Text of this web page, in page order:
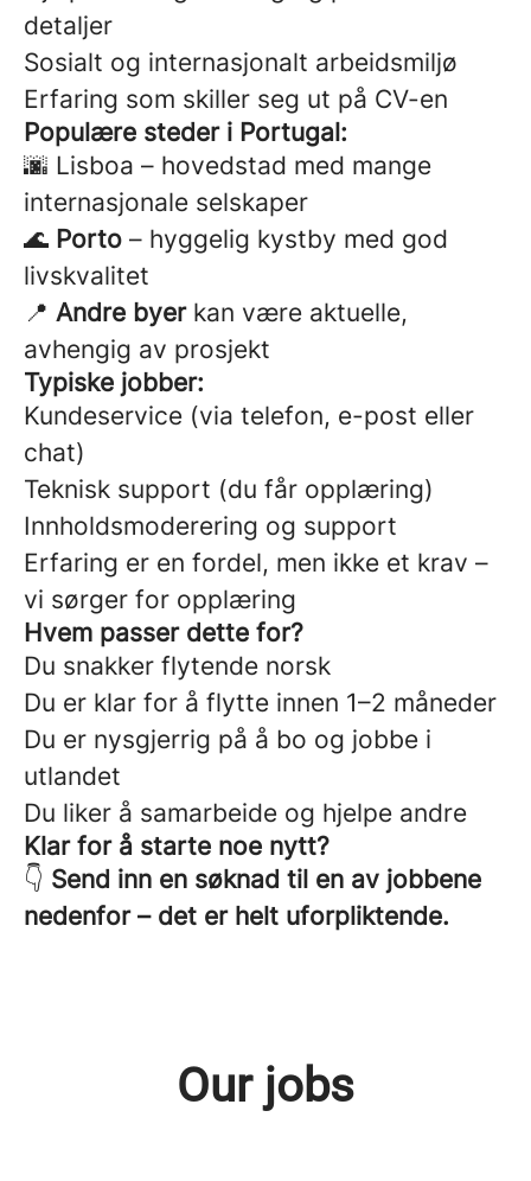
detaljer
Sosialt og internasjonalt arbeidsmiljø
Erfaring som skiller seg ut på CV-en
Populære steder i Portugal:
🌆 Lisboa – hovedstad med mange
internasjonale selskaper
🌊 Porto – hyggelig kystby med god
livskvalitet
📍 Andre byerkan være aktuelle,
avhengig av prosjekt
Typiske jobber:
Kundeservice (via telefon, e-post eller
chat)
Teknisk support (du får opplæring)
Innholdsmoderering og support
Erfaring er en fordel, men ikke et krav –
vi sørger for opplæring
Hvem passer dette for?
Du snakker flytende norsk
Du er klar for å flytte innen 1–2 måneder
Du er nysgjerrig på å bo og jobbe i
utlandet
Du liker å samarbeide og hjelpe andre
Klar for å starte noe nytt?
👇 Send inn en søknad til en av jobbene
nedenfor – det er helt uforpliktende.
Our jobs